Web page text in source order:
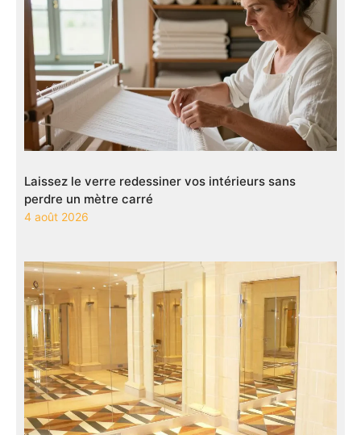
Laissez le verre redessiner vos intérieurs sans
perdre un mètre carré
4 août 2026